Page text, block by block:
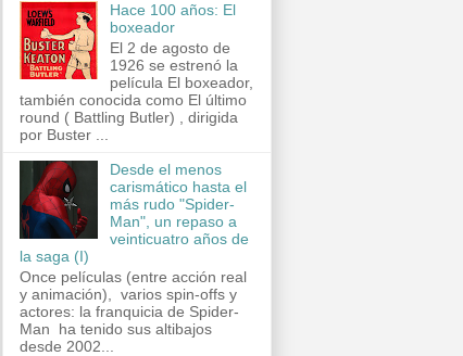
Hace 100 años: El
boxeador
El 2 de agosto de
1926 se estrenó la
película El boxeador,
también conocida como El último
round ( Battling Butler) , dirigida
por Buster ...
Desde el menos
carismático hasta el
más rudo "Spider-
Man", un repaso a
veinticuatro años de
la saga (I)
Once películas (entre acción real
y animación), varios spin-offs y
actores: la franquicia de Spider-
Man ha tenido sus altibajos
desde 2002...